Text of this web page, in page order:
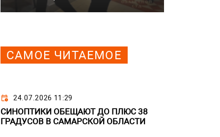
САМОЕ ЧИТАЕМОЕ
24.07.2026 11:29
СИНОПТИКИ ОБЕЩАЮТ ДО ПЛЮС 38
ГРАДУСОВ В САМАРСКОЙ ОБЛАСТИ